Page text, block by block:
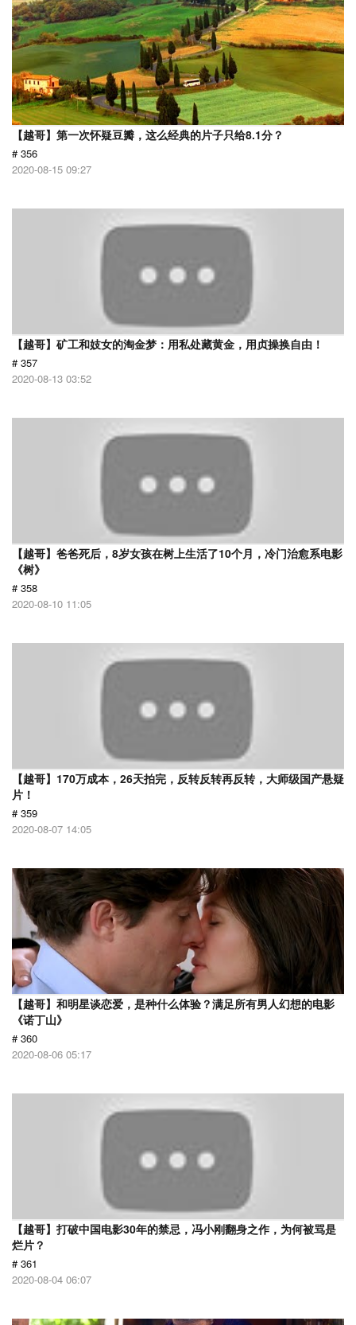
【越哥】第一次怀疑豆瓣，这么经典的片子只给8.1分？
# 356
2020-08-15 09:27
【越哥】矿工和妓女的淘金梦：用私处藏黄金，用贞操换自由！
# 357
2020-08-13 03:52
【越哥】爸爸死后，8岁女孩在树上生活了10个月，冷门治愈系电影
《树》
# 358
2020-08-10 11:05
【越哥】170万成本，26天拍完，反转反转再反转，大师级国产悬疑
片！
# 359
2020-08-07 14:05
【越哥】和明星谈恋爱，是种什么体验？满足所有男人幻想的电影
《诺丁山》
# 360
2020-08-06 05:17
【越哥】打破中国电影30年的禁忌，冯小刚翻身之作，为何被骂是
烂片？
# 361
2020-08-04 06:07